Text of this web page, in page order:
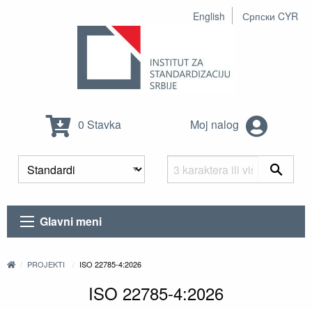
English Српски CYR
0 Stavka Moj nalog
Glavni meni
PROJEKTI ISO 22785-4:2026
ISO 22785-4:2026